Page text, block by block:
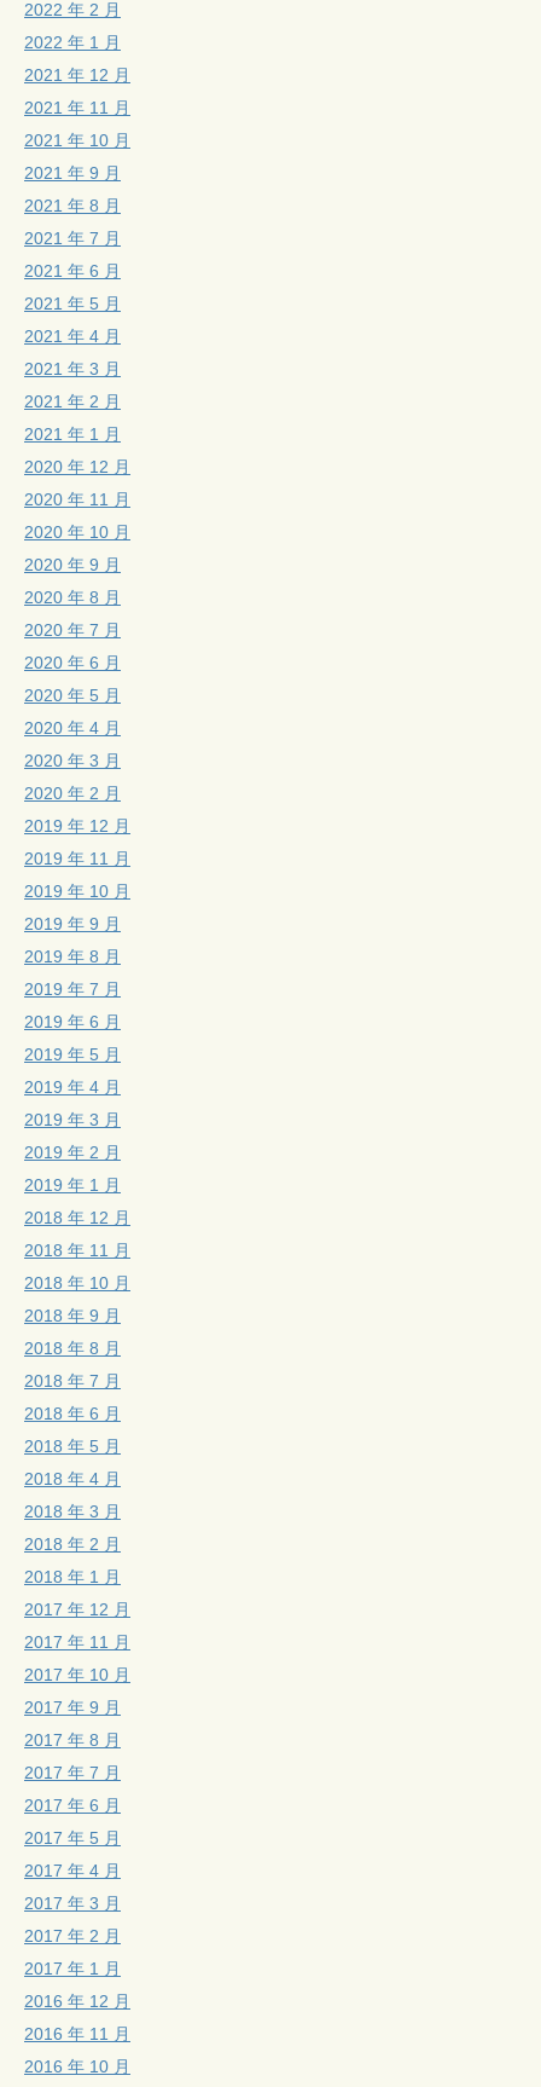
2022 年 2 月
2022 年 1 月
2021 年 12 月
2021 年 11 月
2021 年 10 月
2021 年 9 月
2021 年 8 月
2021 年 7 月
2021 年 6 月
2021 年 5 月
2021 年 4 月
2021 年 3 月
2021 年 2 月
2021 年 1 月
2020 年 12 月
2020 年 11 月
2020 年 10 月
2020 年 9 月
2020 年 8 月
2020 年 7 月
2020 年 6 月
2020 年 5 月
2020 年 4 月
2020 年 3 月
2020 年 2 月
2019 年 12 月
2019 年 11 月
2019 年 10 月
2019 年 9 月
2019 年 8 月
2019 年 7 月
2019 年 6 月
2019 年 5 月
2019 年 4 月
2019 年 3 月
2019 年 2 月
2019 年 1 月
2018 年 12 月
2018 年 11 月
2018 年 10 月
2018 年 9 月
2018 年 8 月
2018 年 7 月
2018 年 6 月
2018 年 5 月
2018 年 4 月
2018 年 3 月
2018 年 2 月
2018 年 1 月
2017 年 12 月
2017 年 11 月
2017 年 10 月
2017 年 9 月
2017 年 8 月
2017 年 7 月
2017 年 6 月
2017 年 5 月
2017 年 4 月
2017 年 3 月
2017 年 2 月
2017 年 1 月
2016 年 12 月
2016 年 11 月
2016 年 10 月